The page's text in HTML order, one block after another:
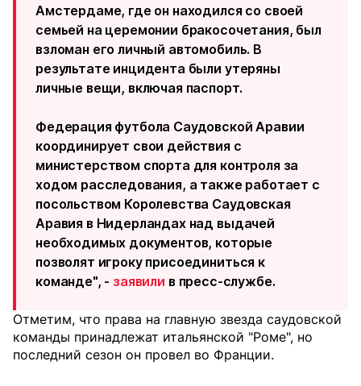
Амстердаме, где он находился со своей
семьей на церемонии бракосочетания, был
взломан его личный автомобиль. В
результате инцидента были утеряны
личные вещи, включая паспорт.
Федерация футбола Саудовской Аравии
координирует свои действия с
министерством спорта для контроля за
ходом расследования, а также работает с
посольством Королевства Саудовская
Аравия в Нидерландах над выдачей
необходимых документов, которые
позволят игроку присоединиться к
команде", - заявили в пресс-службе.
Отметим, что права на главную звезда саудовской
команды принадлежат итальянской "Роме", но
последний сезон он провел во Франции.